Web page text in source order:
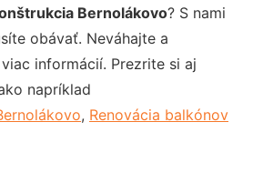
Bernolákovo? S nami
obávať. Neváhajte a
informácií. Prezrite si aj
napríklad
, Renovácia balkónov